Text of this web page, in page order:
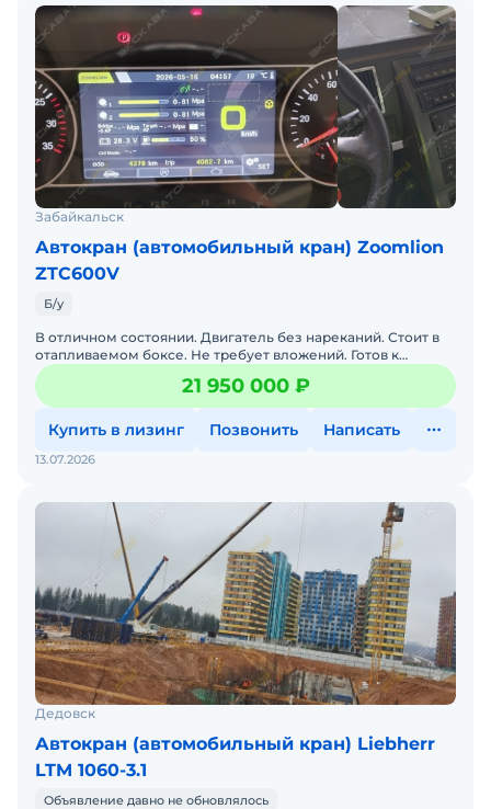
Забайкальск
Автокран (автомобильный кран) Zoomlion
ZTC600V
Б/у
В отличном состоянии. Двигатель без нареканий. Стоит в
отапливаемом боксе. Не требует вложений. Готов к
эксплуатации. Возможна рассрочка платежа (до 1 мес.). До
21 950 000 ₽
Купить в лизинг Позвонить Написать
13.07.2026
Дедовск
Автокран (автомобильный кран) Liebherr
LTM 1060-3.1
Объявление давно не обновлялось